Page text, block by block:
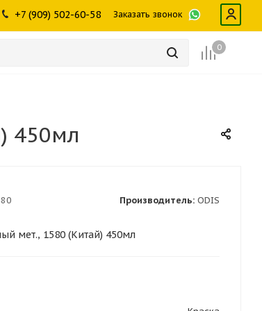
+7 (909) 502-60-58 Заказать звонок
0
450мл
Производитель: ODIS
мет., 1580 (Китай) 450мл